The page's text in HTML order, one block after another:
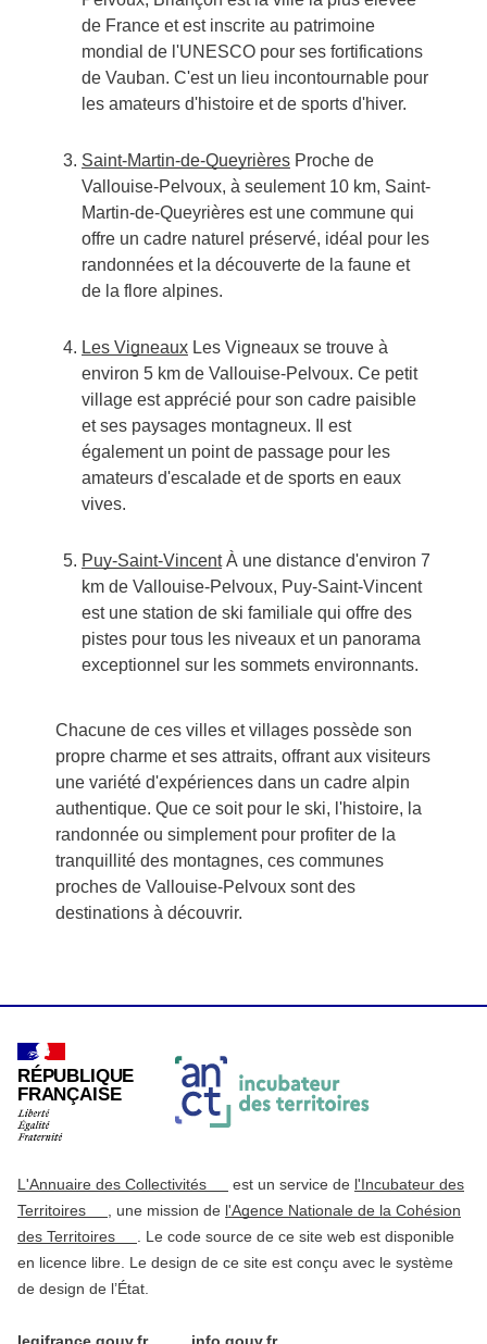
de France et est inscrite au patrimoine
mondial de l'UNESCO pour ses fortifications
de Vauban. C'est un lieu incontournable pour
les amateurs d'histoire et de sports d'hiver.
Saint-Martin-de-QueyrièresProche de
Vallouise-Pelvoux, à seulement 10 km, Saint-
Martin-de-Queyrières est une commune qui
offre un cadre naturel préservé, idéal pour les
randonnées et la découverte de la faune et
de la flore alpines.
Les VigneauxLes Vigneaux se trouve à
environ 5 km de Vallouise-Pelvoux. Ce petit
village est apprécié pour son cadre paisible
et ses paysages montagneux. Il est
également un point de passage pour les
amateurs d'escalade et de sports en eaux
vives.
Puy-Saint-VincentÀ une distance d'environ 7
km de Vallouise-Pelvoux, Puy-Saint-Vincent
est une station de ski familiale qui offre des
pistes pour tous les niveaux et un panorama
exceptionnel sur les sommets environnants.
Chacune de ces villes et villages possède son
propre charme et ses attraits, offrant aux visiteurs
une variété d'expériences dans un cadre alpin
authentique. Que ce soit pour le ski, l'histoire, la
randonnée ou simplement pour profiter de la
tranquillité des montagnes, ces communes
proches de Vallouise-Pelvoux sont des
destinations à découvrir.
RÉPUBLIQUE
FRANÇAISE
L'Annuaire des Collectivités est un service de l'Incubateur des
Territoires
, une mission de l'Agence Nationale de la Cohésion
des Territoires
. Le code source de ce site web est disponible
en licence libre. Le design de ce site est conçu avec le système
de design de l’État.